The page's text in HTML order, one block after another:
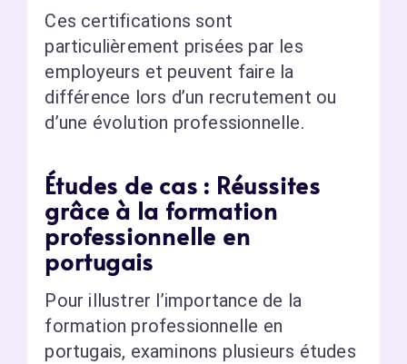
Ces certifications sont
particulièrement prisées par les
employeurs et peuvent faire la
différence lors d’un recrutement ou
d’une évolution professionnelle.
Études de cas : Réussites
grâce à la formation
professionnelle en
portugais
Pour illustrer l’importance de la
formation professionnelle en
portugais, examinons plusieurs études